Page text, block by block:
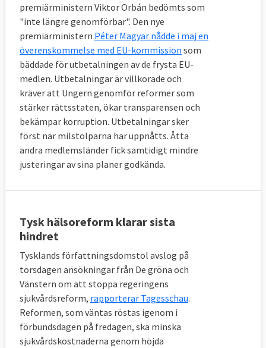
premiärministern Viktor Orbán bedömts som
"inte längre genomförbar". Den nye
premiärministern Péter Magyar nådde i maj en
överenskommelse med EU-kommission som
bäddade för utbetalningen av de frysta EU-
medlen. Utbetalningar är villkorade och
kräver att Ungern genomför reformer som
stärker rättsstaten, ökar transparensen och
bekämpar korruption. Utbetalningar sker
först när milstolparna har uppnåtts. Åtta
andra medlemsländer fick samtidigt mindre
justeringar av sina planer godkända.
Tysk hälsoreform klarar sista
hindret
Tysklands författningsdomstol avslog på
torsdagen ansökningar från De gröna och
Vänstern om att stoppa regeringens
sjukvårdsreform, rapporterar Tagesschau.
Reformen, som väntas röstas igenom i
förbundsdagen på fredagen, ska minska
sjukvårdskostnaderna genom höjda